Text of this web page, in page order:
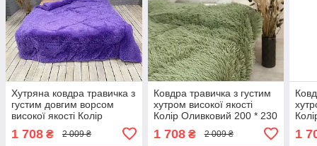
Хутряна ковдра травичка з
густим довгим ворсом
високої якості Колір
Фіолетовий 200 * 230 см
1 708 ₴ 2 009 ₴
Ковдра травичка з густим
хутром високої якості
Колір Оливковий 200 * 230
1 708₴ 2 009 ₴ 1